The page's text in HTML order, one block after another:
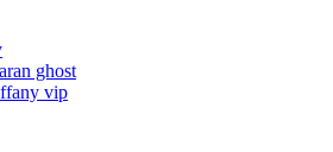
ghost
vip